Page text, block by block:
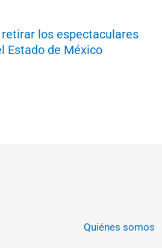
retirar los espectaculares
Estado de México
Quiénes somos